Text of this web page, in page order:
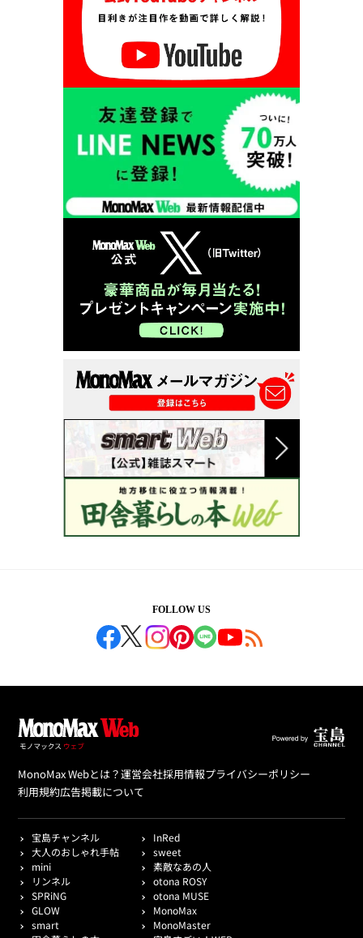
FOLLOW US
MonoMax Webとは？運営会社採用情報プライバシーポリシー
利用規約広告掲載について
宝島チャンネル
InRed
大人のおしゃれ手帖
sweet
mini
素敵なあの人
リンネル
otona ROSY
SPRiNG
otona MUSE
GLOW
MonoMax
smart
MonoMaster